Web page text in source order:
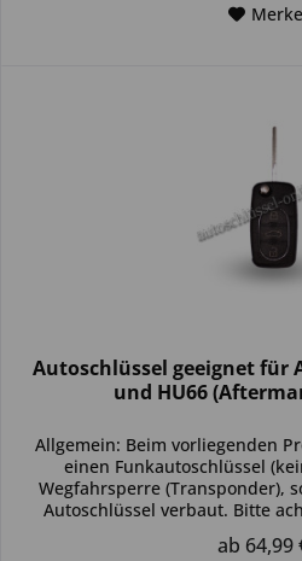
Autoschlüssel geeignet für
und HU66
Allgemein: Beim vorliegenden
einen Funkautoschlüssel
Wegfahrsperre (Transponder),
Autoschlüssel verbaut. Bitte
ab 64,99